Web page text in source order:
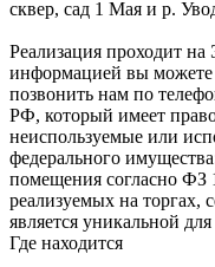
сквер, сад 1 Мая и р.
Реализация проходит
информацией вы
позвонить нам по
РФ, который имеет
неиспользуемые или
федерального
помещения согласно ФЗ
реализуемых на торгах,
является уникальной
Где находится